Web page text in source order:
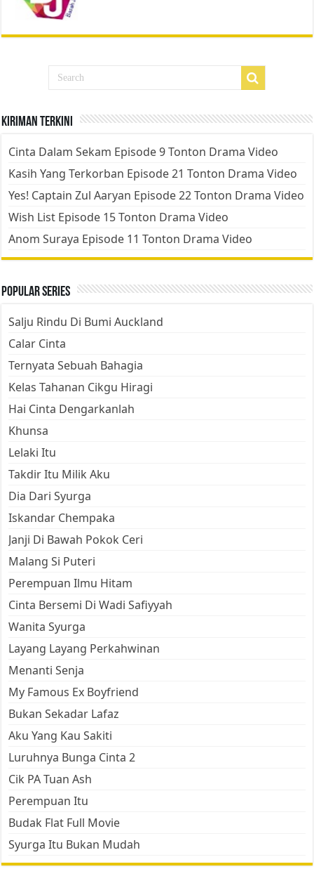
Kiriman Terkini
Cinta Dalam Sekam Episode 9 Tonton Drama Video
Kasih Yang Terkorban Episode 21 Tonton Drama Video
Yes! Captain Zul Aaryan Episode 22 Tonton Drama Video
Wish List Episode 15 Tonton Drama Video
Anom Suraya Episode 11 Tonton Drama Video
Popular Series
Salju Rindu Di Bumi Auckland
Calar Cinta
Ternyata Sebuah Bahagia
Kelas Tahanan Cikgu Hiragi
Hai Cinta Dengarkanlah
Khunsa
Lelaki Itu
Takdir Itu Milik Aku
Dia Dari Syurga
Iskandar Chempaka
Janji Di Bawah Pokok Ceri
Malang Si Puteri
Perempuan Ilmu Hitam
Cinta Bersemi Di Wadi Safiyyah
Wanita Syurga
Layang Layang Perkahwinan
Menanti Senja
My Famous Ex Boyfriend
Bukan Sekadar Lafaz
Aku Yang Kau Sakiti
Luruhnya Bunga Cinta 2
Cik PA Tuan Ash
Perempuan Itu
Budak Flat Full Movie
Syurga Itu Bukan Mudah